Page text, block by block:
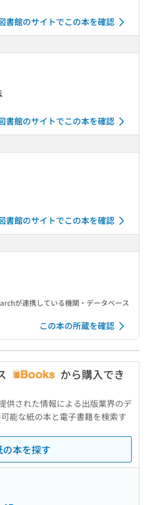
書館のサイトでこの本を確認
書館のサイトでこの本を確認
書館のサイトでこの本を確認
が連携している機関・データベース
この本の所蔵を確認
から購入でき
供された情報による出版業界のデ
能な紙の本と電子書籍を検索す
の本を探す